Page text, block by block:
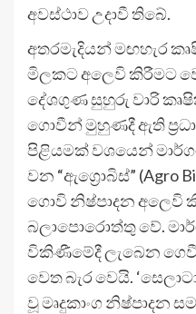
අවස්ථාව උදාවී තිබේ.
අතරමැදියන් මඟහැර
මිලකට අලෙවි කිරීමට
දේශගුණ සුහුරු වාරි
ගොවීන් මුහුණදී ඇති
පිළියමක් වශයෙන්
වන “ඇග්‍රොබිස්” (Agro
ගොවි නිෂ්පාදන අලෙවි
බලාපොරොත්තු වේ.
විකිණීමේදී ලැබෙන
වෙත බැර වෙයි.
වූ මෘදුකාංග නිෂ්පාදන